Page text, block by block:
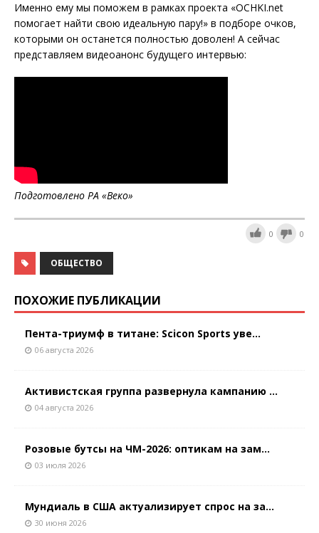
Именно ему мы поможем в рамках проекта «OCHKI.net
помогает найти свою идеальную пару!» в подборе очков,
которыми он останется полностью доволен! А сейчас
представляем видеоанонс будущего интервью:
Подготовлено РА «Веко»
0 0
ОБЩЕСТВО
ПОХОЖИЕ ПУБЛИКАЦИИ
Пента-триумф в титане: Scicon Sports уве...
06 августа 2026
Активистская группа развернула кампанию ...
04 августа 2026
Розовые бутсы на ЧМ-2026: оптикам на зам...
03 июля 2026
Мундиаль в США актуализирует спрос на за...
30 июня 2026